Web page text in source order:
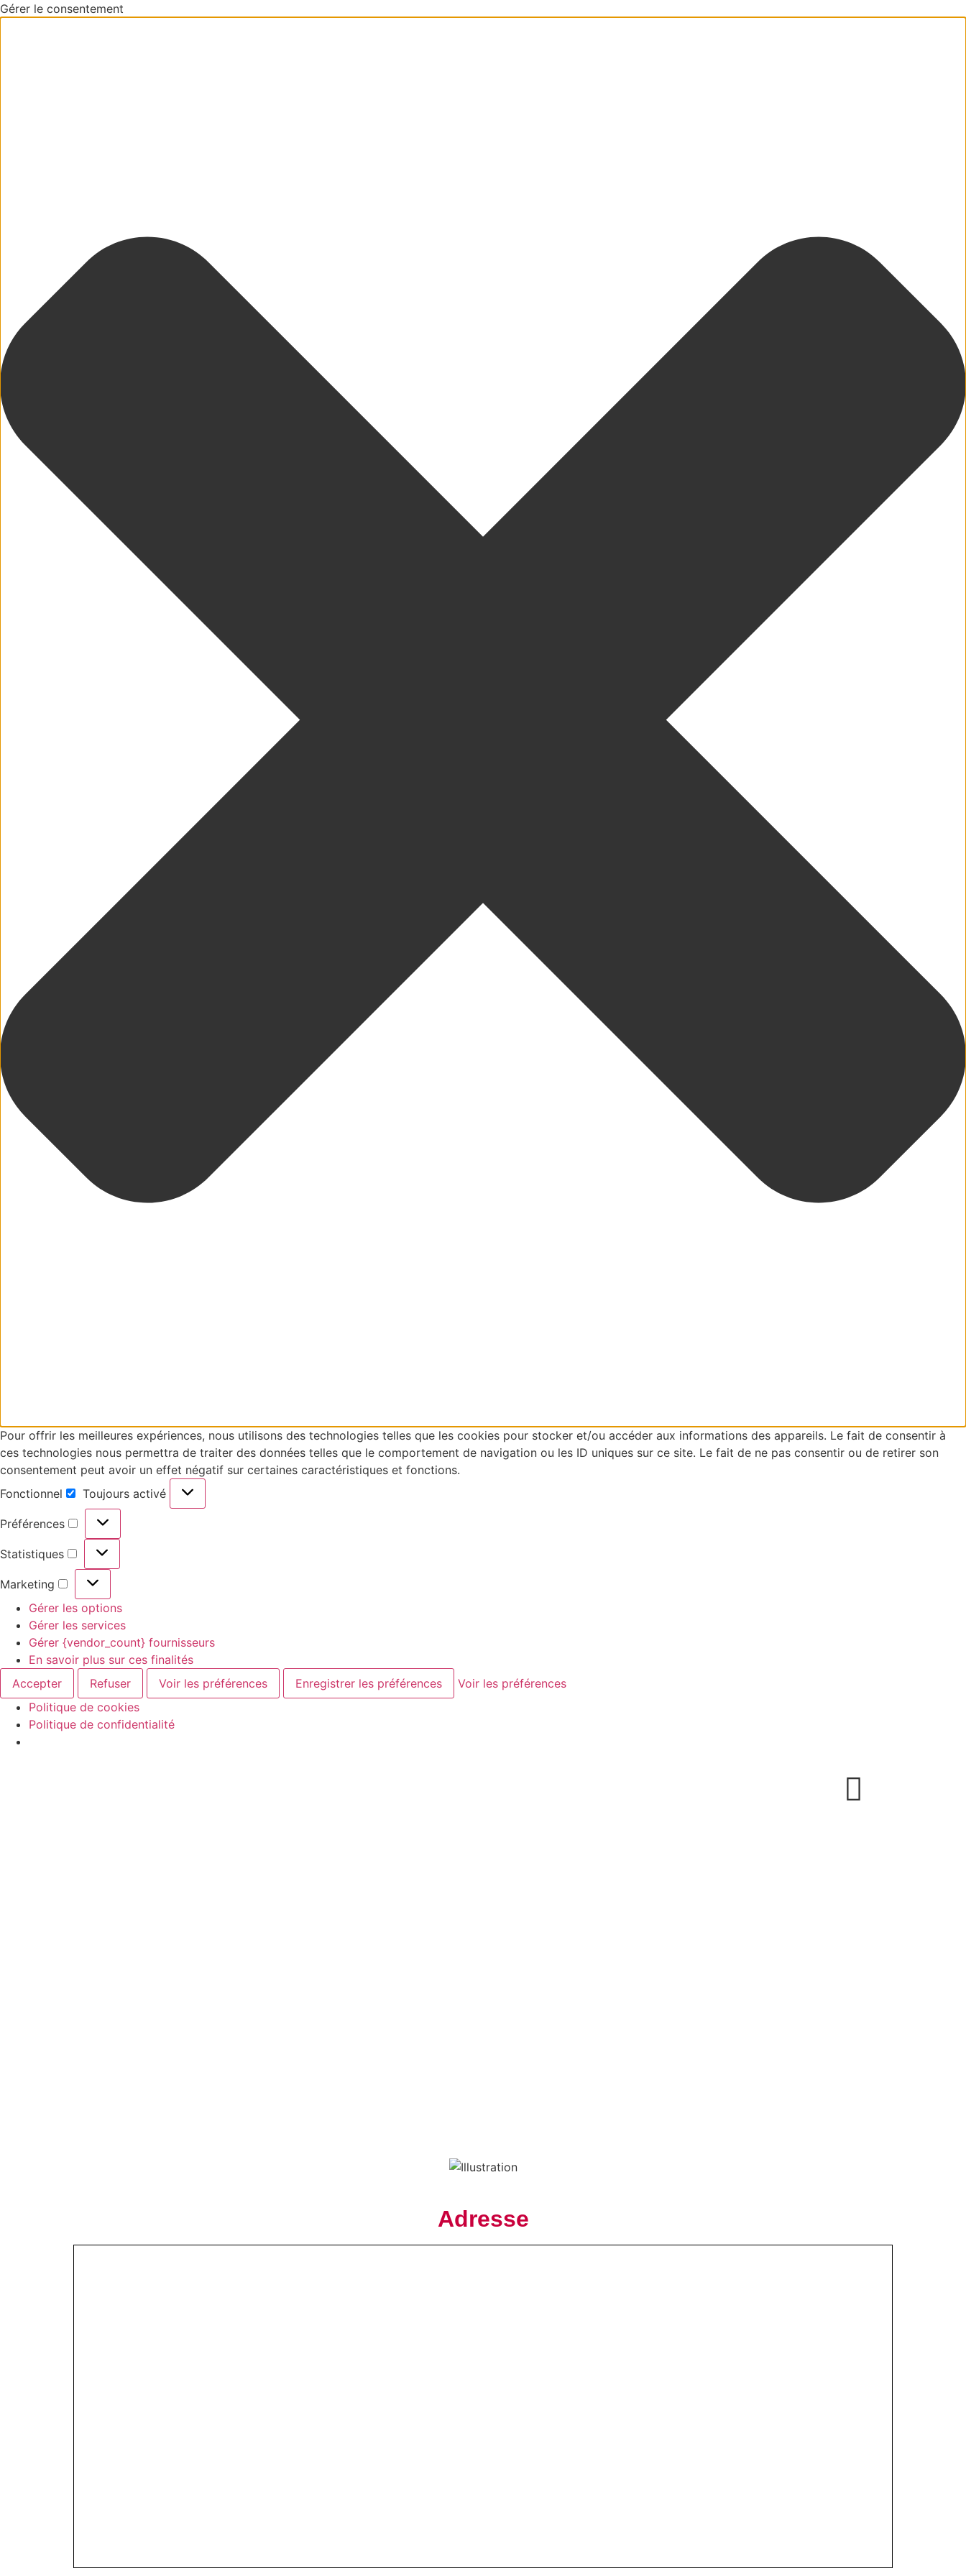
Gérer le consentement
Pour offrir les meilleures expériences, nous utilisons des technologies telles que les cookies pour stocker et/ou accéder aux informations des appareils. Le fait de consentir à
ces technologies nous permettra de traiter des données telles que le comportement de navigation ou les ID uniques sur ce site. Le fait de ne pas consentir ou de retirer son
consentement peut avoir un effet négatif sur certaines caractéristiques et fonctions.
Fonctionnel
Toujours activé
Préférences
Statistiques
Marketing
Gérer les options
Gérer les services
Gérer {vendor_count} fournisseurs
En savoir plus sur ces finalités
Accepter
Refuser Voir les préférences Enregistrer les préférences
Voir les préférences
Politique de cookies
Politique de confidentialité
Adresse